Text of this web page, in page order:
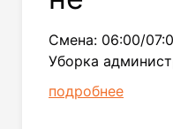
Смена: 06:00/
Уборка
подробнее